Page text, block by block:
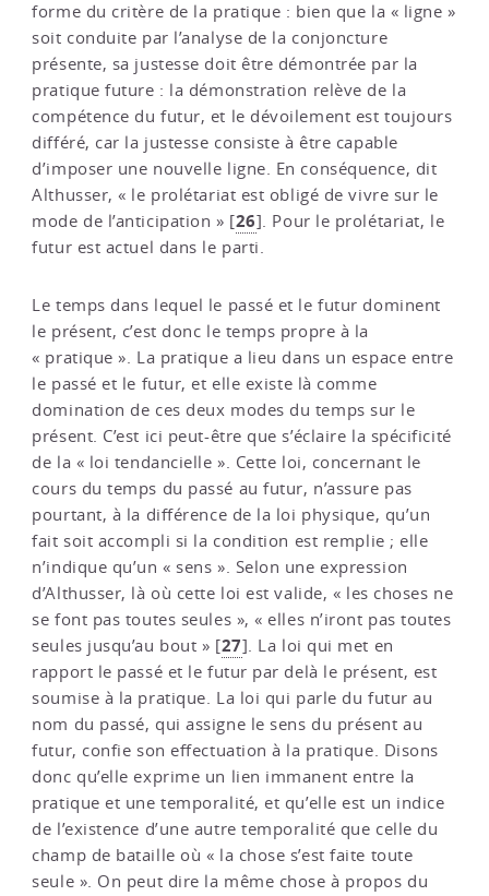
forme du critère de la pratique : bien que la « ligne »
soit conduite par l’analyse de la conjoncture
présente, sa justesse doit être démontrée par la
pratique future : la démonstration relève de la
compétence du futur, et le dévoilement est toujours
différé, car la justesse consiste à être capable
d’imposer une nouvelle ligne. En conséquence, dit
Althusser, « le prolétariat est obligé de vivre sur le
mode de l’anticipation » [26]. Pour le prolétariat, le
futur est actuel dans le parti.
Le temps dans lequel le passé et le futur dominent
le présent, c’est donc le temps propre à la
« pratique ». La pratique a lieu dans un espace entre
le passé et le futur, et elle existe là comme
domination de ces deux modes du temps sur le
présent. C’est ici peut-être que s’éclaire la spécificité
de la « loi tendancielle ». Cette loi, concernant le
cours du temps du passé au futur, n’assure pas
pourtant, à la différence de la loi physique, qu’un
fait soit accompli si la condition est remplie ; elle
n’indique qu’un « sens ». Selon une expression
d’Althusser, là où cette loi est valide, « les choses ne
se font pas toutes seules », « elles n’iront pas toutes
seules jusqu’au bout » [27]. La loi qui met en
rapport le passé et le futur par delà le présent, est
soumise à la pratique. La loi qui parle du futur au
nom du passé, qui assigne le sens du présent au
futur, confie son effectuation à la pratique. Disons
donc qu’elle exprime un lien immanent entre la
pratique et une temporalité, et qu’elle est un indice
de l’existence d’une autre temporalité que celle du
champ de bataille où « la chose s’est faite toute
seule ». On peut dire la même chose à propos du